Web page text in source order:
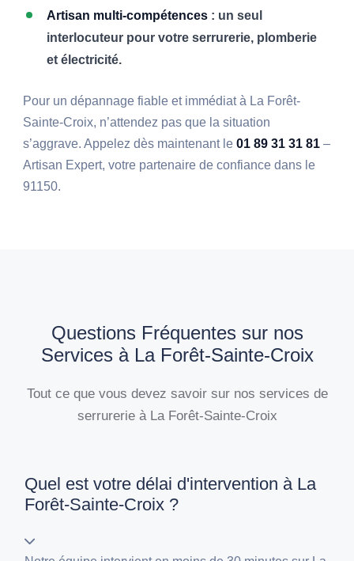
Artisan multi-compétences : un seul
interlocuteur pour votre serrurerie, plomberie
et électricité.
Pour un dépannage fiable et immédiat à La Forêt-
Sainte-Croix, n’attendez pas que la situation
s’aggrave. Appelez dès maintenant le01 89 31 31 81 –
Artisan Expert, votre partenaire de confiance dans le
91150.
Questions Fréquentes sur nos
Services à La Forêt-Sainte-Croix
Tout ce que vous devez savoir sur nos services de
serrurerie à La Forêt-Sainte-Croix
Quel est votre délai d'intervention à La
Forêt-Sainte-Croix ?